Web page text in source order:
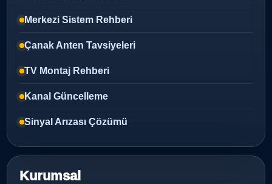
Merkezi Sistem Rehberi
Çanak Anten Tavsiyeleri
TV Montaj Rehberi
Kanal Güncelleme
Sinyal Arızası Çözümü
Kurumsal